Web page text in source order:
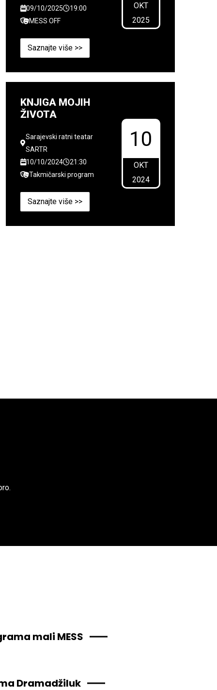
09/10/2025
19:00
MESS OFF
Saznajte više >>
OKT
2025
KNJIGA MOJIH
ŽIVOTA
Sarajevski ratni teatar
SARTR
10/10/2024
21:30
Takmičarski program
Saznajte više >>
10
OKT
2024
mali MESS
Dramadžiluk